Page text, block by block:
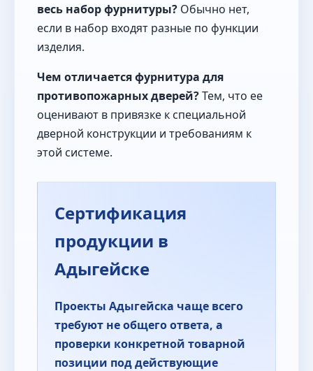
весь набор фурнитуры? Обычно нет,
если в набор входят разные по функции
изделия.
Чем отличается фурнитура для
противопожарных дверей?Тем, что ее
оценивают в привязке к специальной
дверной конструкции и требованиям к
этой системе.
Сертификация
продукции в
Адыгейске
Проекты Адыгейска чаще всего
требуют не общего ответа, а
проверки конкретной товарной
позиции под действующие